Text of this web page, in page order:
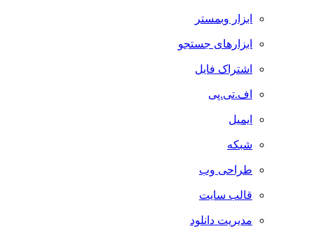
ابزار وبمستر
ابزارهای جستجو
اشتراک فایل
اف.تی.پی
ایمیل
شبکه
طراحی وب
قالب سایت
مدیریت دانلود